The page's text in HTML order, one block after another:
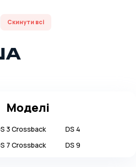
Скинути всі
Моделі
3 Crossback DS 4
7 Crossback DS 9